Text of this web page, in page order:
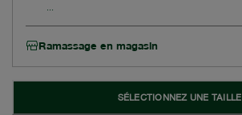
Ramassage en magasin
SÉLECTIONNEZ UNE TAILLE